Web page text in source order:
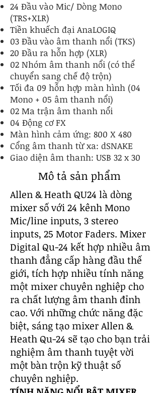
24 Đầu vào Mic/ Dòng Mono
(TRS+XLR)
Tiền khuếch đại AnaLOGIQ
03 Đầu vào âm thanh nổi (TKS)
20 Đầu ra hỗn hợp (XLR)
02 Nhóm âm thanh nổi (có thể
chuyển sang chế độ trộn)
Tối đa 09 hỗn hợp màn hình (04
Mono + 05 âm thanh nổi)
02 Ma trận âm thanh nổi
04 Động cơ FX
Màn hình cảm ứng: 800 X 480
Cổng âm thanh từ xa: dSNAKE
Giao diện âm thanh: USB 32 x 30
Mô tả sản phẩm
Allen & Heath QU24 là dòng
mixer số với 24 kênh Mono
Mic/line inputs, 3 stereo
inputs, 25 Motor Faders. Mixer
Digital Qu-24 kết hợp nhiều âm
thanh đẳng cấp hàng đầu thế
giới, tích hợp nhiều tính năng
một mixer chuyên nghiệp cho
ra chất lượng âm thanh đỉnh
cao. Với những chức năng đặc
biệt, sáng tạo mixer Allen &
Heath Qu-24 sẽ tạo cho bạn trải
nghiệm âm thanh tuyệt vời
một bàn trộn kỹ thuật số
chuyên nghiệp.